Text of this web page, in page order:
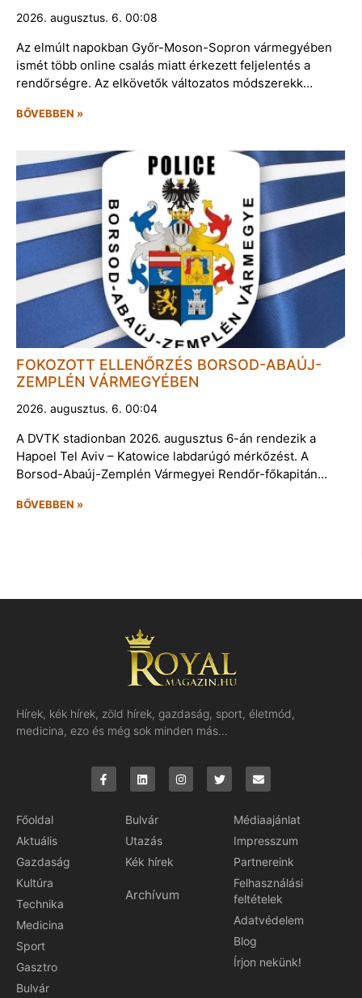
2026. augusztus. 6. 00:08
Az elmúlt napokban Győr-Moson-Sopron vármegyében
ismét több online csalás miatt érkezett feljelentés a
rendőrségre. Az elkövetők változatos módszerekk…
BŐVEBBEN »
FOKOZOTT ELLENŐRZÉS BORSOD-ABAÚJ-
ZEMPLÉN VÁRMEGYÉBEN
2026. augusztus. 6. 00:04
A DVTK stadionban 2026. augusztus 6-án rendezik a
Hapoel Tel Aviv – Katowice labdarúgó mérkőzést. A
Borsod-Abaúj-Zemplén Vármegyei Rendőr-főkapitán…
BŐVEBBEN »
Hírek, kék hírek, zöld hírek, gazdaság, sport, életmód,
medicina, ezo és még sok minden más…
Főoldal
Aktuális
Gazdaság
Kultúra
Technika
Medicina
Sport
Gasztro
Bulvár
Bulvár
Utazás
Kék hírek
Archívum
Médiaajánlat
Impresszum
Partnereink
Felhasználási
feltételek
Adatvédelem
Blog
Írjon nekünk!